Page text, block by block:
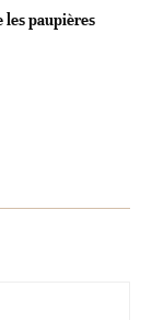
les paupières